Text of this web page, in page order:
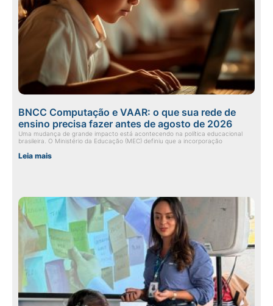
BNCC Computação e VAAR: o que sua rede de
ensino precisa fazer antes de agosto de 2026
Uma mudança de grande impacto está acontecendo na política educacional
brasileira. O Ministério da Educação (MEC) definiu que a incorporação
Leia mais